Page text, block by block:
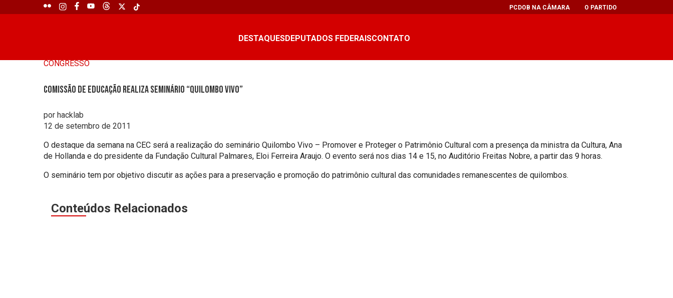
PCDOB NA CÂMARA O PARTIDO
DESTAQUESDEPUTADOS FEDERAISCONTATO
CONGRESSO
Comissão de Educação realiza seminário “Quilombo Vivo”
por hacklab
12 de setembro de 2011
O destaque da semana na CEC será a realização do seminário Quilombo Vivo – Promover e Proteger o Patrimônio Cultural com a presença da ministra da Cultura, Ana
de Hollanda e do presidente da Fundação Cultural Palmares, Eloi Ferreira Araujo. O evento será nos dias 14 e 15, no Auditório Freitas Nobre, a partir das 9 horas.
O seminário tem por objetivo discutir as ações para a preservação e promoção do patrimônio cultural das comunidades remanescentes de quilombos.
Conteúdos Relacionados